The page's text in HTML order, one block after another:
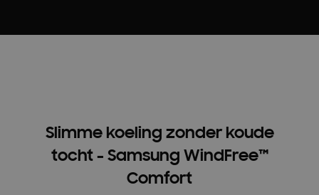
Slimme koeling zonder koude
tocht - Samsung WindFree™
Comfort